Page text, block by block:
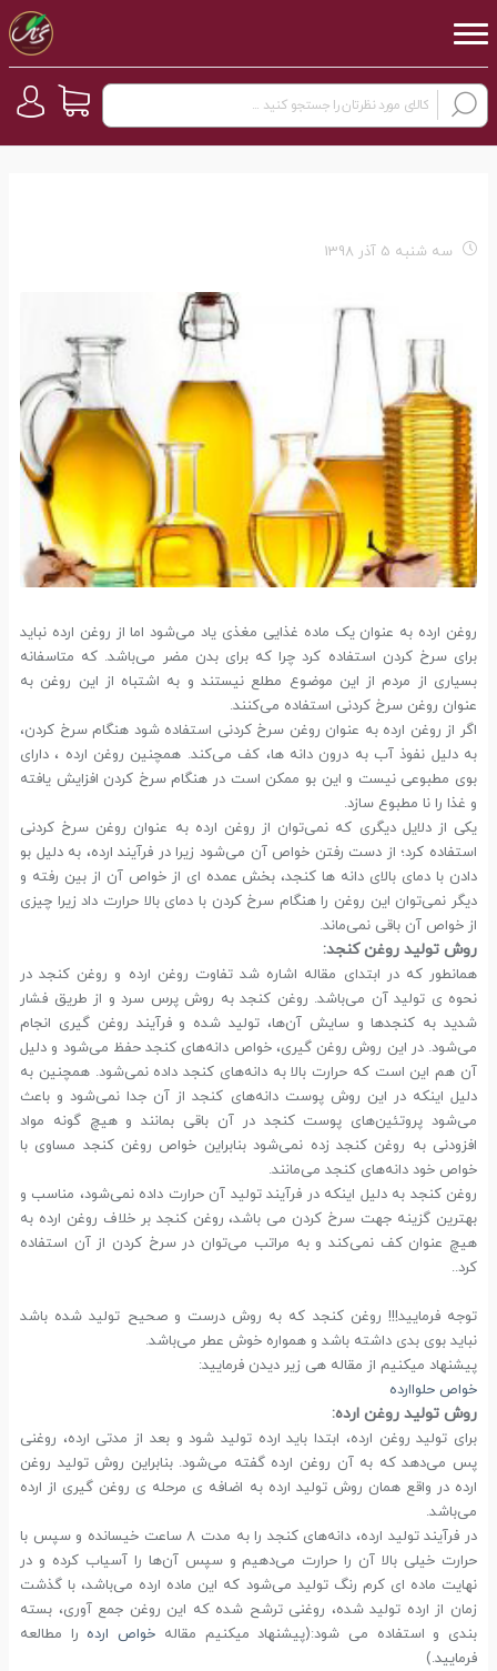
سه شنبه 5 آذر 1398
روغن ارده به عنوان یک ماده غذایی مغذی یاد می‌شود اما از روغن ارده نباید
برای سرخ کردن استفاده کرد چرا که برای بدن مضر می‌باشد. که متاسفانه
بسیاری از مردم از این موضوع مطلع نیستند و به اشتباه از این روغن به
عنوان روغن سرخ کردنی استفاده می‌کنند.
اگر از روغن ارده به عنوان روغن سرخ کردنی استفاده شود هنگام سرخ کردن،
به دلیل نفوذ آب به درون دانه ها، کف می‌کند. همچنین روغن ارده ، دارای
بوی مطبوعی نیست و این بو ممکن است در هنگام سرخ کردن افزایش یافته
و غذا را نا مطبوع سازد.
یکی از دلایل دیگری که نمی‌توان از روغن ارده به عنوان روغن سرخ کردنی
استفاده کرد؛ از دست رفتن خواص آن می‌شود زیرا در فرآیند ارده، به دلیل بو
دادن با دمای بالای دانه ها کنجد، بخش عمده ای از خواص آن از بین رفته و
دیگر نمی‌توان این روغن را هنگام سرخ کردن با دمای بالا حرارت داد زیرا چیزی
از خواص آن باقی نمی‌ماند.
روش تولید روغن کنجد:
همانطور که در ابتدای مقاله اشاره شد تفاوت روغن ارده و روغن کنجد در
نحوه ی تولید آن می‌باشد. روغن کنجد به روش پرس سرد و از طریق فشار
شدید به کنجدها و سایش آن‌ها، تولید شده و فرآیند روغن گیری انجام
می‌شود. در این روش روغن گیری، خواص دانه‌های کنجد حفظ می‌شود و دلیل
آن هم این است که حرارت بالا به دانه‌های کنجد داده نمی‌شود. همچنین به
دلیل اینکه در این روش پوست دانه‌های کنجد از آن جدا نمی‌شود و باعث
می‌شود پروتئین‌های پوست کنجد در آن باقی بمانند و هیچ گونه مواد
افزودنی به روغن کنجد زده نمی‌شود بنابراین خواص روغن کنجد مساوی با
خواص خود دانه‌های کنجد می‌مانند.
روغن کنجد به دلیل اینکه در فرآیند تولید آن حرارت داده نمی‌شود، مناسب و
بهترین گزینه جهت سرخ کردن می باشد، روغن کنجد بر خلاف روغن ارده به
هیچ عنوان کف نمی‌کند و به مراتب می‌توان در سرخ کردن از آن استفاده
کرد..
توجه فرمایید!!! روغن کنجد که به روش درست و صحیح تولید شده باشد
نباید بوی بدی داشته باشد و همواره خوش عطر می‌باشد.
پیشنهاد میکنیم از مقاله هی زیر دیدن فرمایید:
خواص حلواارده
روش تولید روغن ارده:
برای تولید روغن ارده، ابتدا باید ارده تولید شود و بعد از مدتی ارده، روغنی
پس می‌دهد که به آن روغن ارده گفته می‌شود. بنابراین روش تولید روغن
ارده در واقع همان روش تولید ارده به اضافه ی مرحله ی روغن گیری از ارده
می‌باشد.
در فرآیند تولید ارده، دانه‌های کنجد را به مدت 8 ساعت خیسانده و سپس با
حرارت خیلی بالا آن را حرارت می‌دهیم و سپس آن‌ها را آسیاب کرده و در
نهایت ماده ای کرم رنگ تولید می‌شود که این ماده ارده می‌باشد، با گذشت
زمان از ارده تولید شده، روغنی ترشح شده که این روغن جمع آوری، بسته
بندی و استفاده می شود:(پیشنهاد میکنیم مقاله خواص ارده را مطالعه
فرمایید.)